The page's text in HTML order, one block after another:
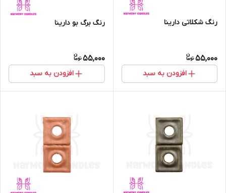
رنگ شکلاتی دارینا
55,000
افزودن به سبد
رنگ برگ بو دارینا
55,000
افزودن به سبد